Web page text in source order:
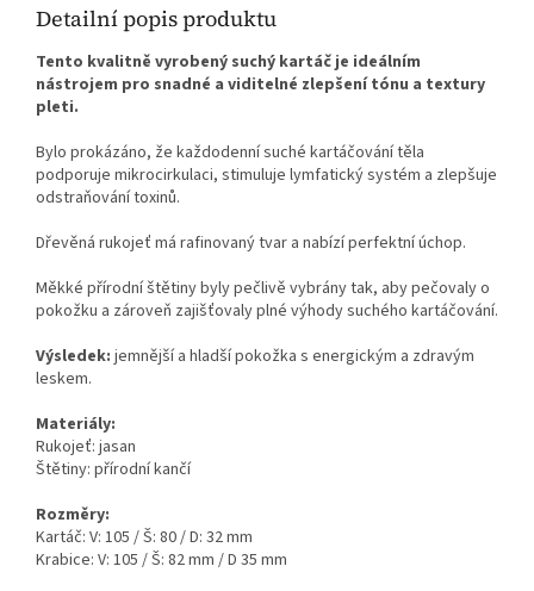
Detailní popis produktu
Tento kvalitně vyrobený suchý kartáč je ideálním
nástrojem pro snadné a viditelné zlepšení tónu a textury
pleti.
Bylo prokázáno, že každodenní suché kartáčování těla
podporuje mikrocirkulaci, stimuluje lymfatický systém a zlepšuje
odstraňování toxinů.
Dřevěná rukojeť má rafinovaný tvar a nabízí perfektní úchop.
Měkké přírodní štětiny byly pečlivě vybrány tak, aby pečovaly o
pokožku a zároveň zajišťovaly plné výhody suchého kartáčování.
Výsledek: jemnější a hladší pokožka s energickým a zdravým
leskem.
Materiály:
Rukojeť: jasan
Štětiny: přírodní kančí
Rozměry:
Kartáč: V: 105 / Š: 80 / D: 32 mm
Krabice: V: 105 / Š: 82 mm / D 35 mm